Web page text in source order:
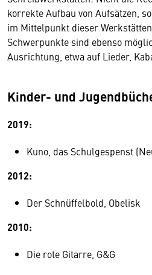
korrekte Aufbau von Aufsätzen,
im Mittelpunkt dieser
Schwerpunkte sind ebenso
Ausrichtung, etwa auf Lieder,
Kinder- und
2019:
Kuno, das Schulgespenst
2012:
Der Schnüffelbold, Obelisk
2010:
Die rote Gitarre, G&G